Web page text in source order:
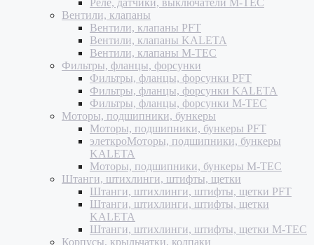
Реле, датчики, выключатели M-TEC
Вентили, клапаны
Вентили, клапаны PFT
Вентили, клапаны KALETA
Вентили, клапаны M-TEC
Фильтры, фланцы, форсунки
Фильтры, фланцы, форсунки PFT
Фильтры, фланцы, форсунки KALETA
Фильтры, фланцы, форсунки M-TEC
Моторы, подшипники, бункеры
Моторы, подшипники, бункеры PFT
элеткроМоторы, подшипники, бункеры
KALETA
Моторы, подшипники, бункеры M-TEC
Штанги, штихлинги, штифты, щетки
Штанги, штихлинги, штифты, щетки PFT
Штанги, штихлинги, штифты, щетки
KALETA
Штанги, штихлинги, штифты, щетки M-TEC
Корпусы, крыльчатки, колпаки